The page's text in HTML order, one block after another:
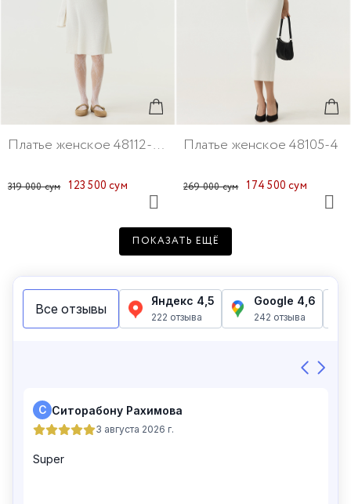
Платье женское 48112-234
319 000 сум 123 500 сум
Платье женское 48105-4
269 000 сум 174 500 сум
Платье женское 48182-4
ПОКАЗАТЬ ЕЩЁ